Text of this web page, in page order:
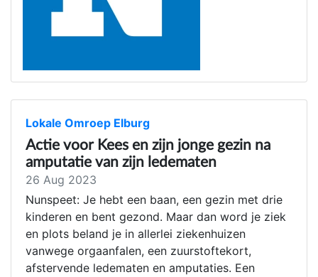
Lokale Omroep Elburg
Actie voor Kees en zijn jonge gezin na
amputatie van zijn ledematen
26 Aug 2023
Nunspeet: Je hebt een baan, een gezin met drie
kinderen en bent gezond. Maar dan word je ziek
en plots beland je in allerlei ziekenhuizen
vanwege orgaanfalen, een zuurstoftekort,
afstervende ledematen en amputaties. Een